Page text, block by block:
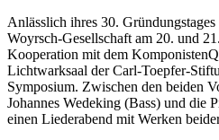
Anlässlich ihres 30.
Woyrsch-Gesellschaft am 20. und
Kooperation mit dem
Lichtwarksaal der Carl-Toepfer-
Symposium. Zwischen den beiden
Johannes Wedeking (Bass) und die
einen Liederabend mit Werken